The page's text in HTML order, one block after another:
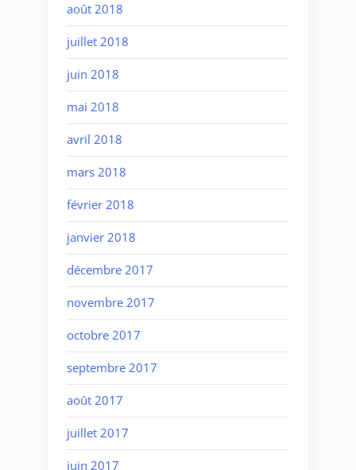
août 2018
juillet 2018
juin 2018
mai 2018
avril 2018
mars 2018
février 2018
janvier 2018
décembre 2017
novembre 2017
octobre 2017
septembre 2017
août 2017
juillet 2017
juin 2017